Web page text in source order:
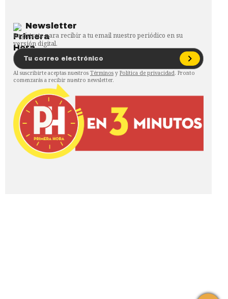
Newsletter
Regístrate para recibir a tu email nuestro periódico en su
versión digital.
Al suscribirte aceptas nuestros Términos y Política de privacidad. Pronto
comenzarás a recibir nuestro newsletter.